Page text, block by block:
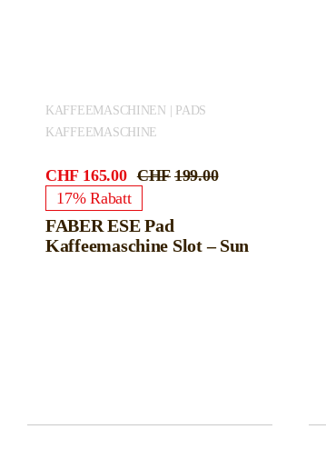
KAFFEEMASCHINEN | PADS
KAFFEEMASCHINE
CHF 199.00Ursprünglicher
CHF199.00
CHF 165.00
Aktueller
CHF165.00.
17% Rabatt
FABER ESE Pad
Kaffeemaschine Slot – Sun